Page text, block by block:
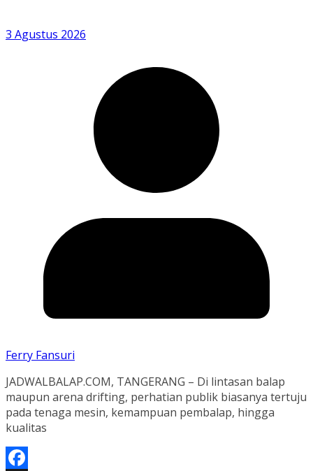
3 Agustus 2026
Ferry Fansuri
JADWALBALAP.COM, TANGERANG – Di lintasan balap
maupun arena drifting, perhatian publik biasanya tertuju
pada tenaga mesin, kemampuan pembalap, hingga
kualitas